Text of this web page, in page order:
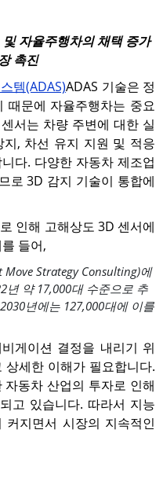
유럽은 26.30%의 점유율을
차지하며 2025년 17억 6천
만 달러에 달했고, 2026년
에는 20억 4천만 달러로 성
장할 것으로 예상됩니다.
우리를.
강력한 기술 채택과 R&D 투
자에 힘입어 시장은 2026년
16억 2천만 달러에 이를 것
및 자율주행차의 채택 증가
촉진
템(ADAS)ADAS 기술은 정
때문에 자율주행차는 중요
서는 차량 주변에 대한 실
, 차선 유지 지원 및 적응
다. 다양한 자동차 제조업
로 3D 감지 기술이 통합에
인해 고해상도 3D 센서에
들어,
Strategy Consulting)에
년 약 17,000대 수준으로 추
년에는 127,000대에 이를
게이션 결정을 내리기 위
세한 이해가 필요합니다.
동차 산업의 투자로 인해
고 있습니다. 따라서 지능
지면서 시장의 지속적인